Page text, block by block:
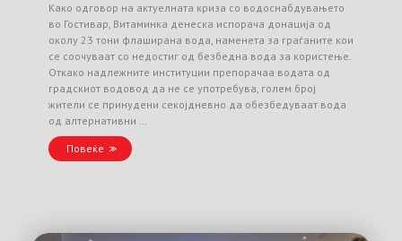
Како одговор на актуелната криза со водоснабдувањето
во Гостивар, Витаминка денеска испорача донација од
околу 23 тони флаширана вода, наменета за граѓаните кои
се соочуваат со недостиг од безбедна вода за користење.
Откако надлежните институции препорачаа водата од
градскиот водовод да не се употребува, голем број
жители се принудени секојдневно да обезбедуваат вода
од алтернативни …
Повеќе